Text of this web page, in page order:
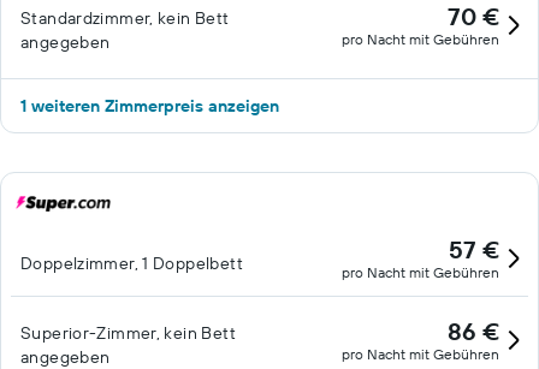
Standardzimmer, kein Bett
angegeben
70 €
pro Nacht mit Gebühren
1 weiteren Zimmerpreis anzeigen
Doppelzimmer, 1 Doppelbett 57 €
pro Nacht mit Gebühren
Superior-Zimmer, kein Bett
angegeben
86 €
pro Nacht mit Gebühren